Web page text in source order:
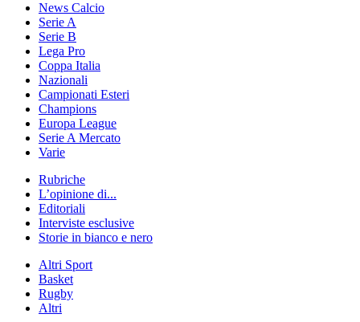
News Calcio
Serie A
Serie B
Lega Pro
Coppa Italia
Nazionali
Campionati Esteri
Champions
Europa League
Serie A Mercato
Varie
Rubriche
L’opinione di...
Editoriali
Interviste esclusive
Storie in bianco e nero
Altri Sport
Basket
Rugby
Altri